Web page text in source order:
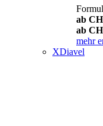
ab
ab
mehr
XDiavel